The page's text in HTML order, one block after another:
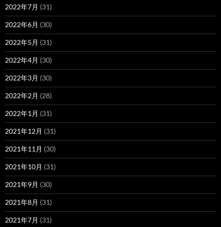
2022年7月 (31)
2022年6月 (30)
2022年5月 (31)
2022年4月 (30)
2022年3月 (30)
2022年2月 (28)
2022年1月 (31)
2021年12月 (31)
2021年11月 (30)
2021年10月 (31)
2021年9月 (30)
2021年8月 (31)
2021年7月 (31)